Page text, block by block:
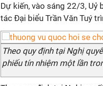
Dự kiến, vào sáng 22/3, Uỷ
tác Đại biểu Trần Văn Tuý
Theo quy định tại Nghị
phiếu tín nhiệm một lần